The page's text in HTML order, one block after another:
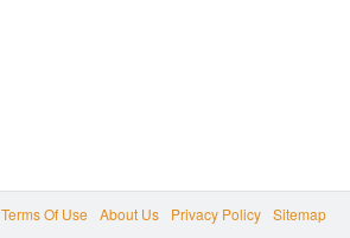
Terms Of Use About Us Privacy Policy
Sitemap